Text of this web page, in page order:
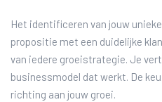
Het identificeren van jouw
propositie met een duidelijke
van iedere groeistrategie. Je
businessmodel dat werkt. De
richting aan jouw groei.